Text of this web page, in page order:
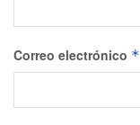
Correo electrónico *